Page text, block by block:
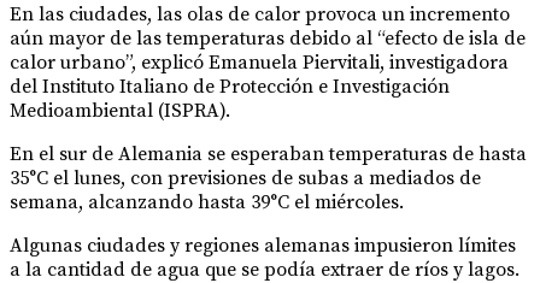
En las ciudades, las olas de calor provoca un incremento
aún mayor de las temperaturas debido al “efecto de isla de
calor urbano”, explicó Emanuela Piervitali, investigadora
del Instituto Italiano de Protección e Investigación
Medioambiental (ISPRA).
En el sur de Alemania se esperaban temperaturas de hasta
35°C el lunes, con previsiones de subas a mediados de
semana, alcanzando hasta 39°C el miércoles.
Algunas ciudades y regiones alemanas impusieron límites
a la cantidad de agua que se podía extraer de ríos y lagos.